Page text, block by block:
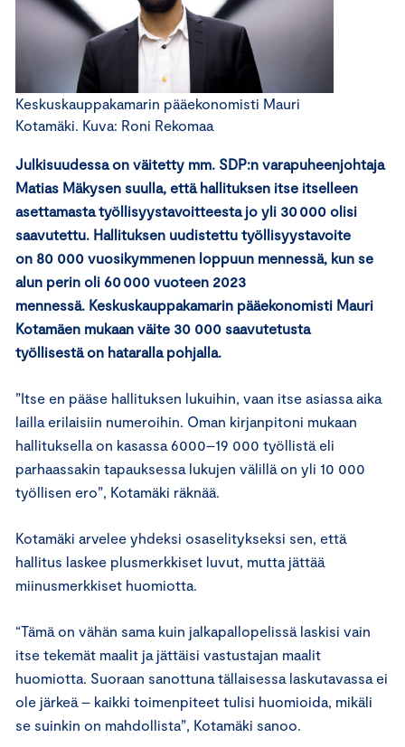
Keskuskauppakamarin pääekonomisti Mauri
Kotamäki. Kuva: Roni Rekomaa
Julkisuudessa on väitetty mm. SDP:n varapuheenjohtaja
Matias Mäkysen suulla, ettähallituksen itse itselleen
asettamastatyöllisyystavoitteesta jo yli 30 000 olisi
saavutettu. Hallituksen uudistettu työllisyystavoite
on 80 000 vuosikymmenen loppuun mennessä, kun se
alun perin oli 60 000 vuoteen 2023
mennessä. Keskuskauppakamarin pääekonomisti Mauri
Kotamäen mukaan väite 30 000 saavutetusta
työllisestäon hataralla pohjalla.
”Itse en pääse hallituksen lukuihin, vaan itse asiassa aika
lailla erilaisiin numeroihin. Oman kirjanpitoni mukaan
hallituksella on kasassa 6000–19 000 työllistä eli
parhaassakin tapauksessa lukujen välillä on yli 10 000
työllisen ero”, Kotamäki räknää.
Kotamäki arvelee yhdeksi osaselitykseksi sen, että
hallitus laskee plusmerkkiset luvut, mutta jättää
miinusmerkkiset huomiotta.
“Tämä on vähän sama kuin jalkapallopelissä laskisi vain
itse tekemät maalit ja jättäisi vastustajan maalit
huomiotta. Suoraan sanottuna tällaisessa laskutavassa ei
ole järkeä – kaikki toimenpiteet tulisi huomioida, mikäli
se suinkin on mahdollista”, Kotamäki sanoo.